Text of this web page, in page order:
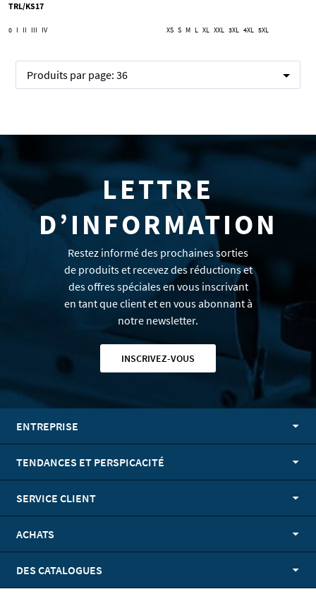
TRL/KS17
0 I II III IV XS S M L XL XXL 3XL 4XL 5XL
Produits par page: 36
LETTRE
D’INFORMATION
Restez informé des prochaines sorties
de produits et recevez des réductions et
des offres spéciales en vous inscrivant
en tant que client et en vous abonnant à
notre newsletter.
INSCRIVEZ-VOUS
ENTREPRISE
TENDANCES ET PERSPICACITÉ
SERVICE CLIENT
ACHATS
DES CATALOGUES